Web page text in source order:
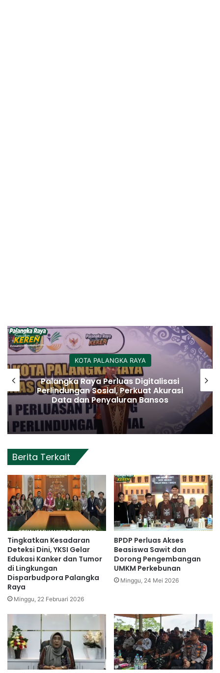
KOTA PALANGKA RAYA
Palangka Raya Perluas Digitalisasi
Perlindungan Sosial, Perkuat Akurasi
Data dan Penyaluran Bansos
Berita Terkait
Tingkatkan Kesadaran
Deteksi Dini, YKSI Gelar
Edukasi Kanker dan Tumor
di Lingkungan
Disparbudpora Palangka
Raya
Minggu, 22 Februari 2026
BPDP Perluas Akses
Beasiswa Sawit dan
Dorong Pengembangan
UMKM Perkebunan
Minggu, 24 Mei 2026